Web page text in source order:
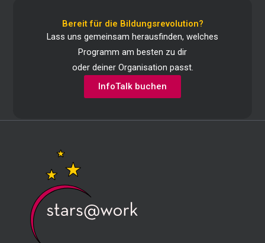
Bereit für die Bildungsrevolution?
Lass uns gemeinsam herausfinden, welches
Programm am besten zu dir
oder deiner Organisation passt.
InfoTalk buchen